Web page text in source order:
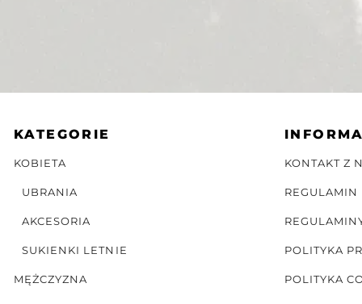
KATEGORIE
KOBIETA
UBRANIA
AKCESORIA
SUKIENKI LETNIE
MĘŻCZYZNA
KONTAKT Z
REGULAMIN
POLITYKA
POLITYKA